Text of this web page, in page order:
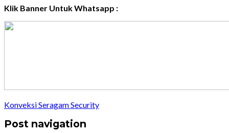
Klik Banner Untuk Whatsapp :
Konveksi Seragam Security
Post navigation